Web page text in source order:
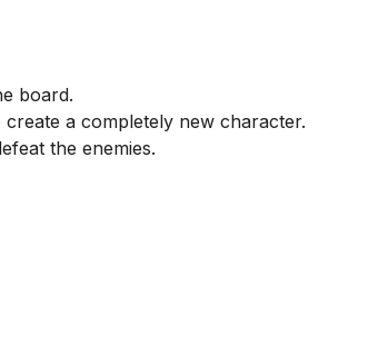
board.
a completely new character.
the enemies.